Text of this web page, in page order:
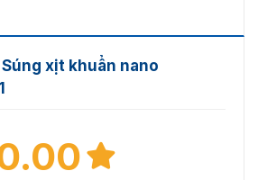
xịt khuẩn nano